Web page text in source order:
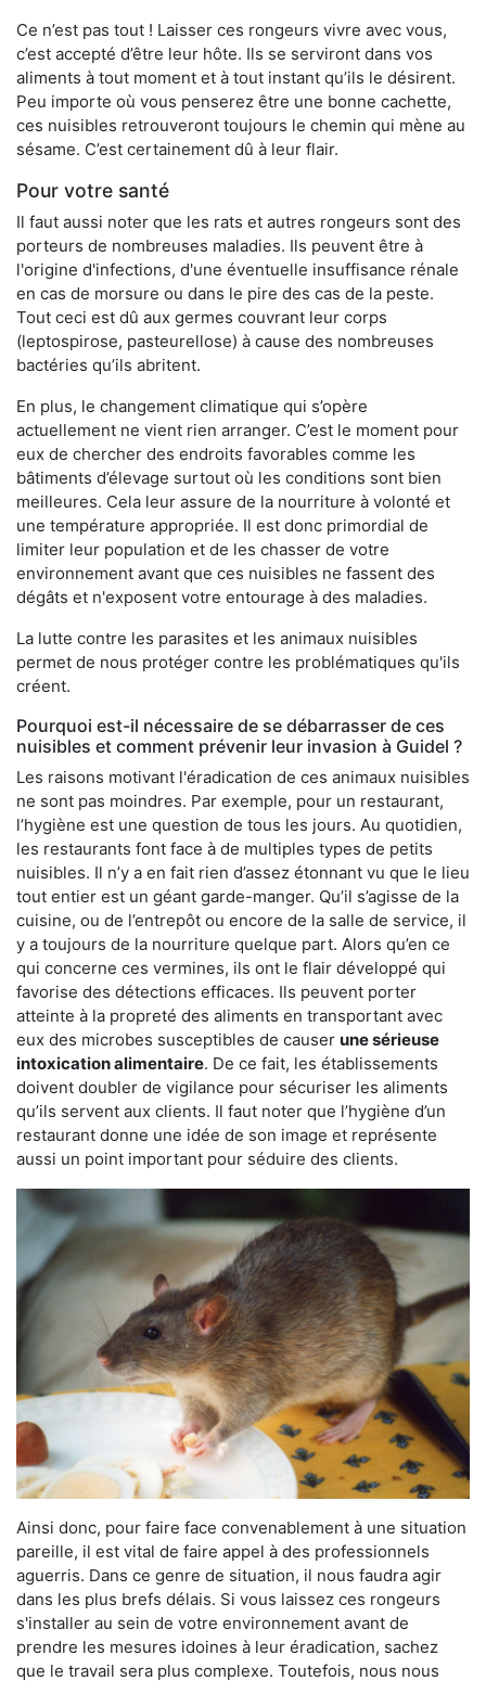
Ce n’est pas tout ! Laisser ces rongeurs vivre avec vous,
c’est accepté d’être leur hôte. Ils se serviront dans vos
aliments à tout moment et à tout instant qu’ils le désirent.
Peu importe où vous penserez être une bonne cachette,
ces nuisibles retrouveront toujours le chemin qui mène au
sésame. C’est certainement dû à leur flair.
Pour votre santé
Il faut aussi noter que les rats et autres rongeurs sont des
porteurs de nombreuses maladies. Ils peuvent être à
l'origine d'infections, d'une éventuelle insuffisance rénale
en cas de morsure ou dans le pire des cas de la peste.
Tout ceci est dû aux germes couvrant leur corps
(leptospirose, pasteurellose) à cause des nombreuses
bactéries qu’ils abritent.
En plus, le changement climatique qui s’opère
actuellement ne vient rien arranger. C’est le moment pour
eux de chercher des endroits favorables comme les
bâtiments d’élevage surtout où les conditions sont bien
meilleures. Cela leur assure de la nourriture à volonté et
une température appropriée. Il est donc primordial de
limiter leur population et de les chasser de votre
environnement avant que ces nuisibles ne fassent des
dégâts et n'exposent votre entourage à des maladies.
La lutte contre les parasites et les animaux nuisibles
permet de nous protéger contre les problématiques qu'ils
créent.
Pourquoi est-il nécessaire de se débarrasser de ces
nuisibles et comment prévenir leur invasion à Guidel ?
Les raisons motivant l'éradication de ces animaux nuisibles
ne sont pas moindres. Par exemple, pour un restaurant,
l’hygiène est une question de tous les jours. Au quotidien,
les restaurants font face à de multiples types de petits
nuisibles. Il n’y a en fait rien d’assez étonnant vu que le lieu
tout entier est un géant garde-manger. Qu’il s’agisse de la
cuisine, ou de l’entrepôt ou encore de la salle de service, il
y a toujours de la nourriture quelque part. Alors qu’en ce
qui concerne ces vermines, ils ont le flair développé qui
favorise des détections efficaces. Ils peuvent porter
atteinte à la propreté des aliments en transportant avec
eux des microbes susceptibles de causer une sérieuse
intoxication alimentaire. De ce fait, les établissements
doivent doubler de vigilance pour sécuriser les aliments
qu’ils servent aux clients. Il faut noter que l’hygiène d’un
restaurant donne une idée de son image et représente
aussi un point important pour séduire des clients.
Ainsi donc, pour faire face convenablement à une situation
pareille, il est vital de faire appel à des professionnels
aguerris. Dans ce genre de situation, il nous faudra agir
dans les plus brefs délais. Si vous laissez ces rongeurs
s'installer au sein de votre environnement avant de
prendre les mesures idoines à leur éradication, sachez
que le travail sera plus complexe. Toutefois, nous nous